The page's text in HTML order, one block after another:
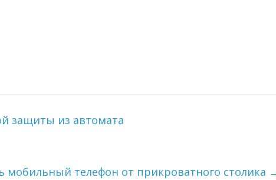
защиты из автомата
мобильный телефон от прикроватного столика